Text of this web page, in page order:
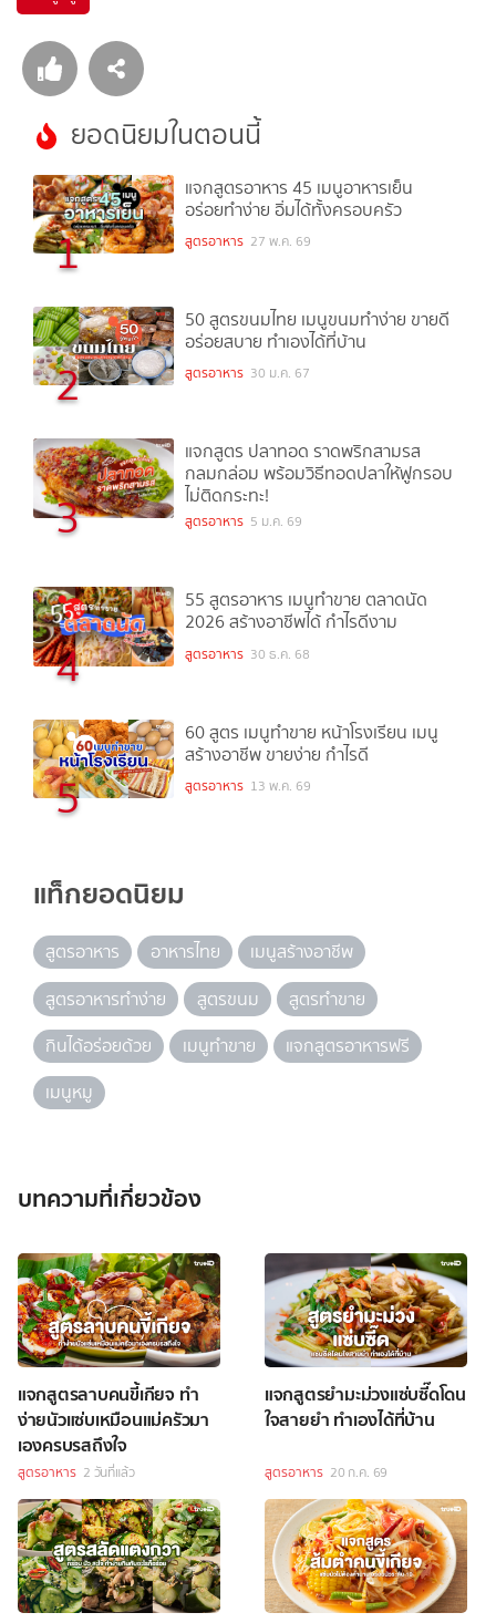
ยอดนิยมในตอนนี้
1
แจกสูตรอาหาร 45 เมนูอาหารเย็น
อร่อยทำง่าย อิ่มได้ทั้งครอบครัว
สูตรอาหาร 27 พ.ค. 69
2
50 สูตรขนมไทย เมนูขนมทำง่าย ขายดี
อร่อยสบาย ทำเองได้ที่บ้าน
สูตรอาหาร 30 ม.ค. 67
3
แจกสูตร ปลาทอด ราดพริกสามรส
กลมกล่อม พร้อมวิธีทอดปลาให้ฟูกรอบ
ไม่ติดกระทะ!
สูตรอาหาร 5 ม.ค. 69
4
55 สูตรอาหาร เมนูทำขาย ตลาดนัด
2026 สร้างอาชีพได้ กำไรดีงาม
สูตรอาหาร 30 ธ.ค. 68
5
60 สูตร เมนูทำขาย หน้าโรงเรียน เมนู
สร้างอาชีพ ขายง่าย กำไรดี
สูตรอาหาร 13 พ.ค. 69
แท็กยอดนิยม
สูตรอาหาร อาหารไทย
เมนูสร้างอาชีพ
สูตรอาหารทำง่าย
สูตรขนม
สูตรทำขาย
กินได้อร่อยด้วย
เมนูทำขาย
แจกสูตรอาหารฟรี
เมนูหมู
บทความที่เกี่ยวข้อง
แจกสูตรลาบคนขี้เกียจ ทำ
ง่ายนัวแซ่บเหมือนแม่ครัวมา
เองครบรสถึงใจ
สูตรอาหาร 2 วันที่แล้ว
แจกสูตรยำมะม่วงแซ่บซี๊ดโดน
ใจสายยำ ทำเองได้ที่บ้าน
สูตรอาหาร 20 ก.ค. 69